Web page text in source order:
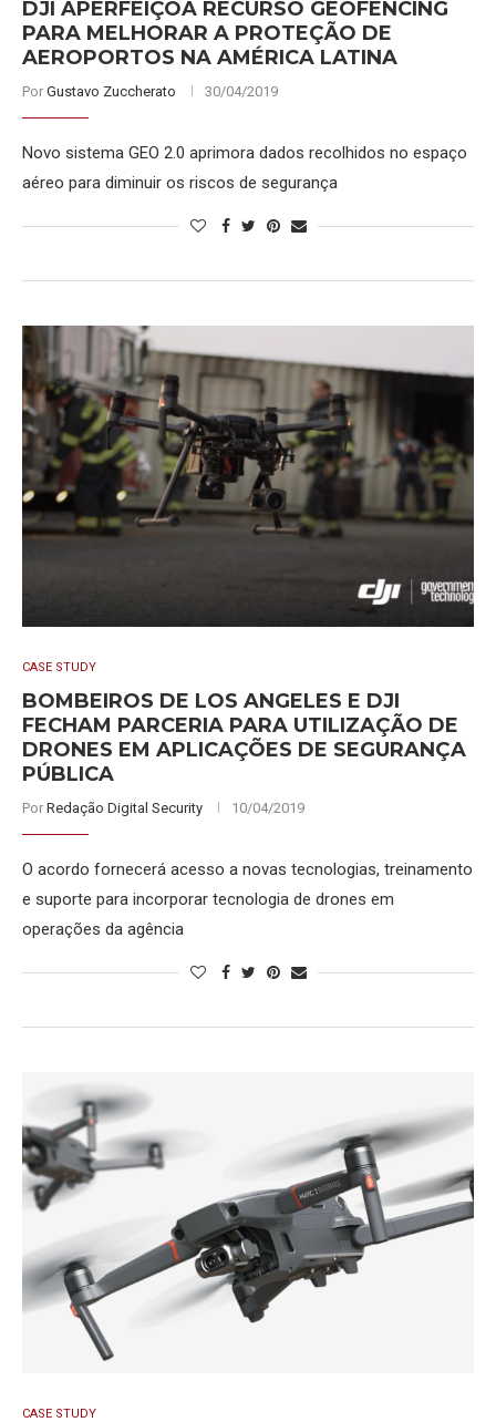
DJI APERFEIÇOA RECURSO GEOFENCING
PARA MELHORAR A PROTEÇÃO DE
AEROPORTOS NA AMÉRICA LATINA
Por Gustavo Zuccherato 30/04/2019
Novo sistema GEO 2.0 aprimora dados recolhidos no espaço
aéreo para diminuir os riscos de segurança
CASE STUDY
BOMBEIROS DE LOS ANGELES E DJI
FECHAM PARCERIA PARA UTILIZAÇÃO DE
DRONES EM APLICAÇÕES DE SEGURANÇA
PÚBLICA
Por Redação Digital Security 10/04/2019
O acordo fornecerá acesso a novas tecnologias, treinamento
e suporte para incorporar tecnologia de drones em
operações da agência
CASE STUDY